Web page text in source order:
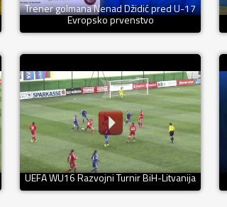
Trener golmana Nenad Džidić pred U-17
Evropsko prvenstvo
UEFA WU16 Razvojni Turnir BiH-Litvanija